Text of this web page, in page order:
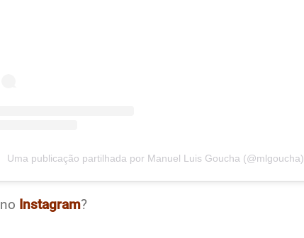
Uma publicação partilhada por Manuel Luis Goucha (@mlgoucha)
no Instagram?